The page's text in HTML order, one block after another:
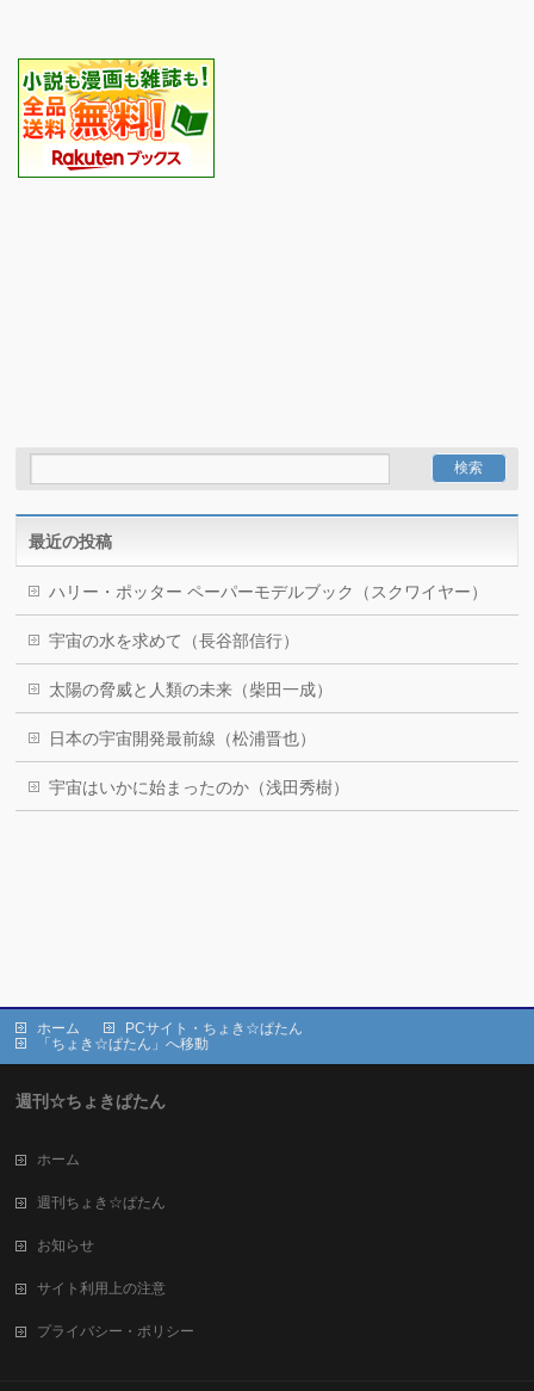
最近の投稿
ハリー・ポッター ペーパーモデルブック（スクワイヤー）
宇宙の水を求めて（長谷部信行）
太陽の脅威と人類の未来（柴田一成）
日本の宇宙開発最前線（松浦晋也）
宇宙はいかに始まったのか（浅田秀樹）
ホーム
PCサイト・ちょき☆ぱたん
「ちょき☆ぱたん」へ移動
週刊☆ちょきぱたん
ホーム
週刊ちょき☆ぱたん
お知らせ
サイト利用上の注意
プライバシー・ポリシー